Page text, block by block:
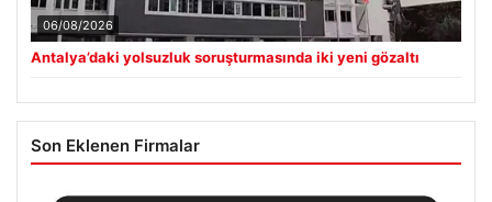
06/08/2026
Antalya’daki yolsuzluk soruşturmasında iki yeni gözaltı
Son Eklenen Firmalar